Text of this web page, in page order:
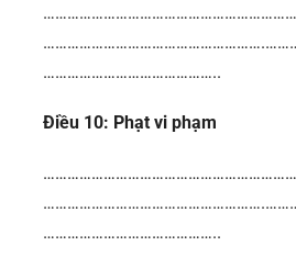
……………………………………..
Điều 10: Phạt vi phạm
……………………………………..